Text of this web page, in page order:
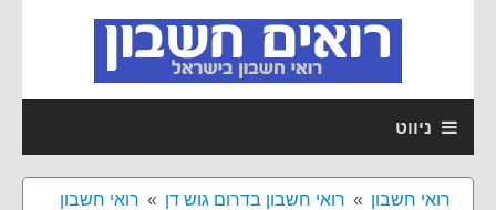
ניווט
רואי חשבון רואי חשבון בדרום גוש דן
רואי חשבון